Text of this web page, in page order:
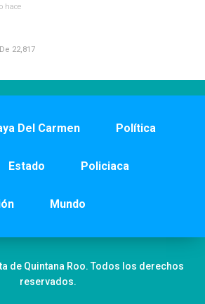
hace
22,817
Del Carmen Política
Estado Policiaca
Mundo
de Quintana Roo. Todos los derechos
reservados.